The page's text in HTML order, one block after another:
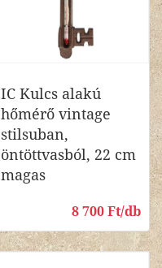
IC Kulcs alakú
hőmérő vintage
stilsuban,
öntöttvasból, 22 cm
magas
8 700 Ft/db